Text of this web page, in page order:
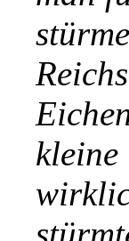
kleine